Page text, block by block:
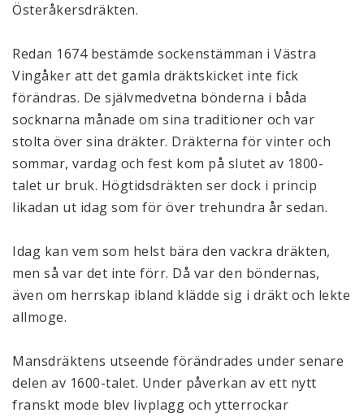
Österåkersdräkten.
Redan 1674 bestämde sockenstämman i Västra
Vingåker att det gamla dräktskicket inte fick
förändras. De självmedvetna bönderna i båda
socknarna månade om sina traditioner och var
stolta över sina dräkter. Dräkterna för vinter och
sommar, vardag och fest kom på slutet av 1800-
talet ur bruk. Högtidsdräkten ser dock i princip
likadan ut idag som för över trehundra år sedan.
Idag kan vem som helst bära den vackra dräkten,
men så var det inte förr. Då var den böndernas,
även om herrskap ibland klädde sig i dräkt och lekte
allmoge.
Mansdräktens utseende förändrades under senare
delen av 1600-talet. Under påverkan av ett nytt
franskt mode blev livplagg och ytterrockar